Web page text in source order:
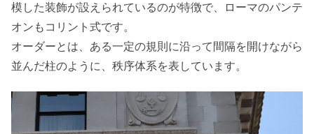
模した装飾が設えられているのが特徴で、ローマのパンテ
オンもコリント式です。
オーダーとは、ある一定の規則に沿って間隔を開けながら
並んだ柱のように、秩序体系を表しています。